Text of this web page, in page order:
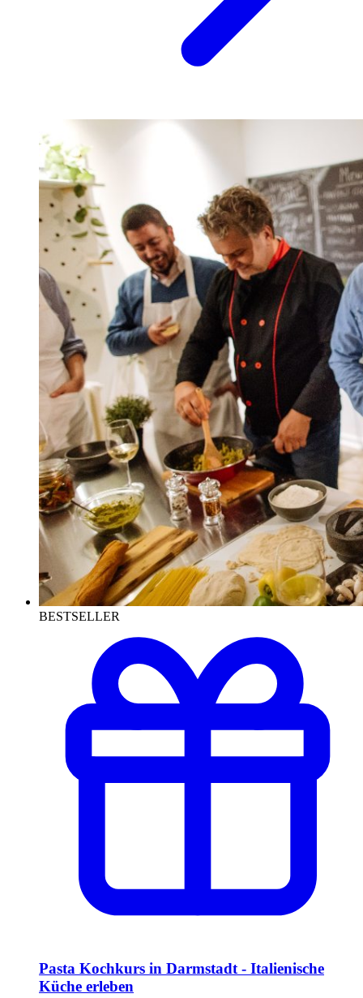
BESTSELLER
Pasta Kochkurs in Darmstadt - Italienische
Küche erleben